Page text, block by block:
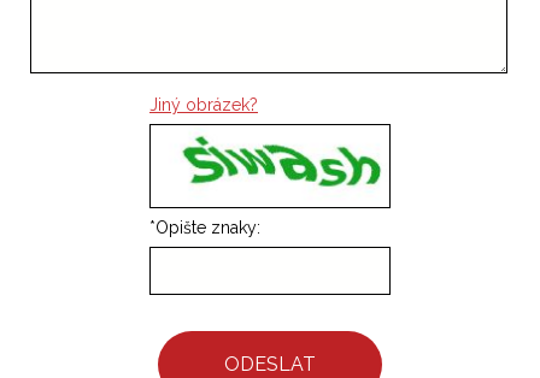
Jiný obrázek?
Opište znaky:
*
ODESLAT